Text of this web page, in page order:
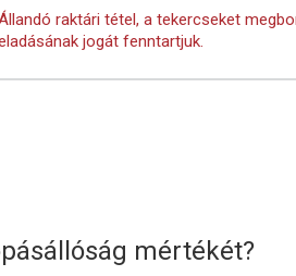
raktári tétel, a tekercseket
jogát fenntartjuk.
mértékét?